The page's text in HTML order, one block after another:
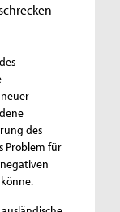
des
Problem für